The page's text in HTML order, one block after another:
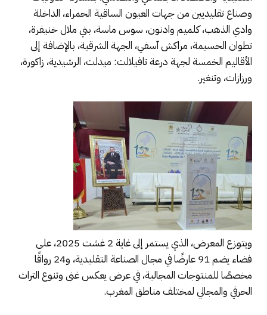
وصناع تقليديين من جهات العيون الساقية الحمراء، الداخلة
وادي الذهب، كلميم وادنون، سوس ماسة، بني ملال خنيفرة،
تطوان الحسيمة، مراكش آسفي، الجهة الشرقية، بالإضافة إلى
الأقاليم الخمسة لجهة درعة تافيلالت: ميدلت، الرشيدية، زاكورة،
ورزازات، وتنغير.
ويتوزع المعرض، الذي يستمر إلى غاية 2 غشت 2025، على
فضاء يضم 91 عارضًا في مجال الصناعة التقليدية، و24 رواقًا
مخصصًا للمنتوجات المجالية، في عرض يعكس غنى وتنوع التراث
الحرفي والمجالي لمختلف مناطق المغرب.